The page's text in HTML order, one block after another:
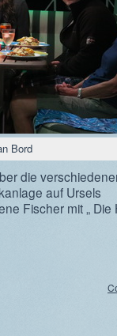
Bord
die
auf Ursels
Fischer mit „ Die